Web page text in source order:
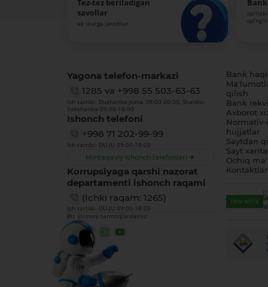
Tez-tez beriladigan
savollar
va ularga javoblar
Yagona telefon-markazi
1285 va +998 55 503-63-63
Ish tartibi: Dushanba-Juma 08:00-20:00, Shanba-
Yakshanba 09:00-18:00
Ishonch telefoni
+998 71 202-99-99
Ish tartibi: DU-JU 09:00-18:00
Mintaqaviy ishonch telefonlari
Korrupsiyaga qarshi nazorat
departamenti ishonch raqami
(Ichki raqam: 1265)
Ish tartibi: DU-JU 09:00-18:00
Biz ijtimoiy tarmoqlardamiz:
Bank
qilish
Bank
Axborot
Normativ-
hujjatlar
Saytdan
Sayt
Ochiq
Kontaktlar